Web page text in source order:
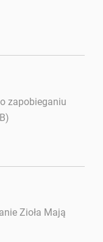
zapobieganiu
Zioła Mają